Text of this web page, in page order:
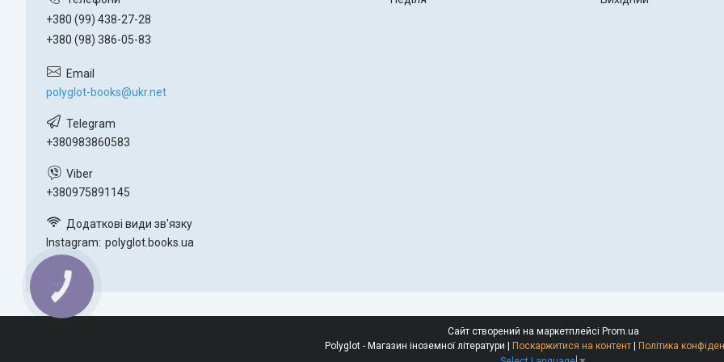
+380 (99) 438-27-28
+380 (98) 386-05-83
polyglot-books@ukr.net
+380983860583
+380975891145
Instagram polyglot.books.ua
Сайт створений на маркетплейсі Prom.ua
Polyglot - Магазин іноземної літератури | Поскаржитися на контент | Політика
КНОПКА
ЗВ'ЯЗКУ